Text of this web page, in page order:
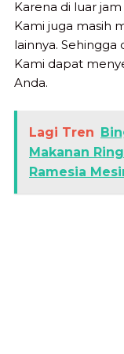
Karena di luar
Kami juga masih
lainnya.
Kami dapat
Anda.
Lagi Tren
Makanan
Ramesia